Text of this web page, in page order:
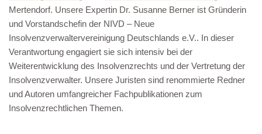
Mertendorf. Unsere Expertin Dr. Susanne Berner ist Gründerin
und Vorstandschefin der NIVD – Neue
Insolvenzverwaltervereinigung Deutschlands e.V.. In dieser
Verantwortung engagiert sie sich intensiv bei der
Weiterentwicklung des Insolvenzrechts und der Vertretung der
Insolvenzverwalter. Unsere Juristen sind renommierte Redner
und Autoren umfangreicher Fachpublikationen zum
Insolvenzrechtlichen Themen.